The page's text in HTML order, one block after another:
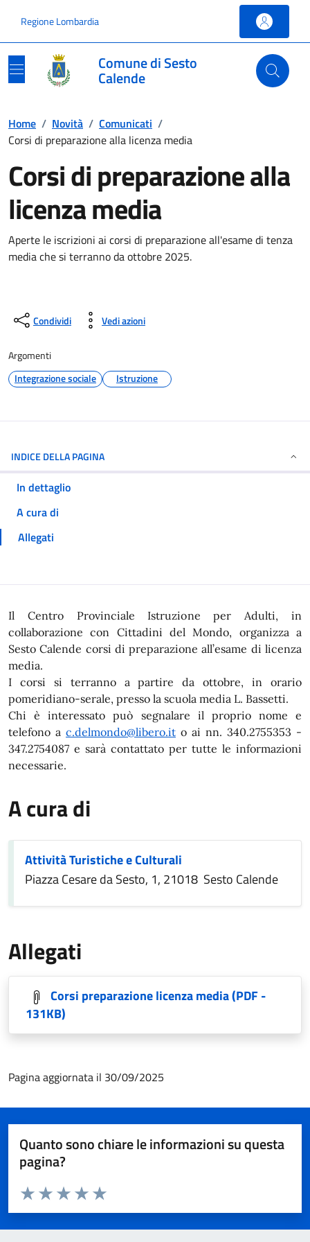
Regione Lombardia
Comune di Sesto
Calende
Home / Novità / Comunicati /
Corsi di preparazione alla licenza media
Corsi di preparazione alla
licenza media
Aperte le iscrizioni ai corsi di preparazione all'esame di tenza
media che si terranno da ottobre 2025.
Condividi Vedi azioni
Argomenti
Integrazione sociale
Istruzione
INDICE DELLA PAGINA
In dettaglio
A cura di
Allegati
In dettaglio
Il Centro Provinciale Istruzione per Adulti, in
collaborazione con Cittadini del Mondo, organizza a
Sesto Calende corsi di preparazione all’esame di licenza
media.
I corsi si terranno a partire da ottobre, in orario
pomeridiano-serale, presso la scuola media L. Bassetti.
Chi è interessato può segnalare il proprio nome e
telefono a c.delmondo@libero.it o ai nn. 340.2755353 -
347.2754087 e sarà contattato per tutte le informazioni
necessarie.
A cura di
Attività Turistiche e Culturali
Piazza Cesare da Sesto, 1, 21018 Sesto Calende
Allegati
Corsi preparazione licenza media(PDF -
131KB)
Pagina aggiornata il 30/09/2025
Quanto sono chiare le informazioni su questa
pagina?
Valuta da 1 a 5 stelle la pagina
Valuta 5 stelle su 5
Valuta 4 stelle su 5
Valuta 3 stelle su 5
Valuta 2 stelle su 5
Valuta 1 stelle su 5